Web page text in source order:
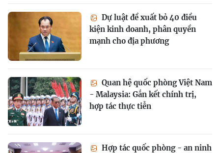
Dự luật đề xuất bỏ 40 điều
kiện kinh doanh, phân quyền
mạnh cho địa phương
Quan hệ quốc phòng Việt Nam
- Malaysia: Gắn kết chính trị,
hợp tác thực tiễn
Hợp tác quốc phòng - an ninh